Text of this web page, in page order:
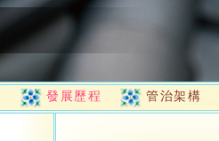
發展歷程 管治架構